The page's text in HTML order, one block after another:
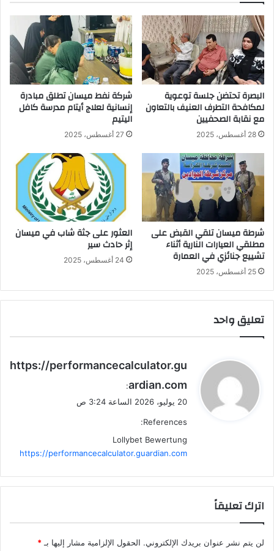
البصرة تحتضن جلسة توعوية
لمكافحة التطرف العنيف بالتعاون
مع نقابة الصحفيين
28 أغسطس، 2025
شركة نفط ميسان تطلق مبادرة
إنسانية لعلاج أيتام مدرسة كافل
اليتيم
27 أغسطس، 2025
شرطة ميسان تلقي القبض على
مطلقي العيارات النارية أثناء
تشييع جنائزي في العمارة
25 أغسطس، 2025
العثور على جثة شاب في ميسان
إثر حادث سير
24 أغسطس، 2025
تعليق واحد
ي
و
ل
https://performancecalculator.gu
ardian.com
:
20 يوليو، 2026 الساعة 3:24 ص
References:
Lollybet Bewertung
https://performancecalculator.guardian.com
اترك تعليقاً
لن يتم نشر عنوان بريدك الإلكتروني. الحقول الإلزامية مشار إليها بـ*